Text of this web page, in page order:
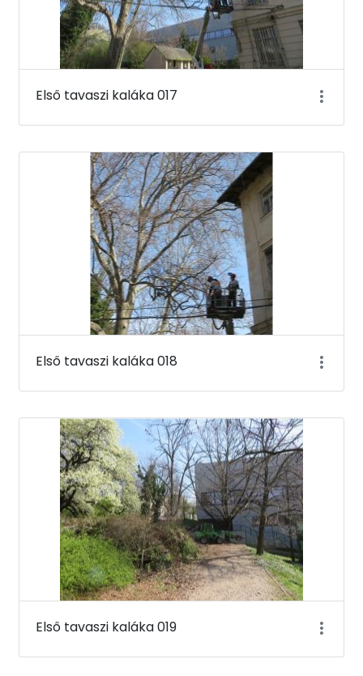
Első tavaszi kaláka 017
Első tavaszi kaláka 018
Első tavaszi kaláka 019